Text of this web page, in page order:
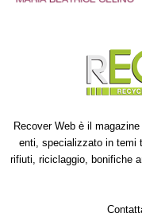
Recover Web è il
enti, specializzato in temi
rifiuti, riciclaggio, bonifiche